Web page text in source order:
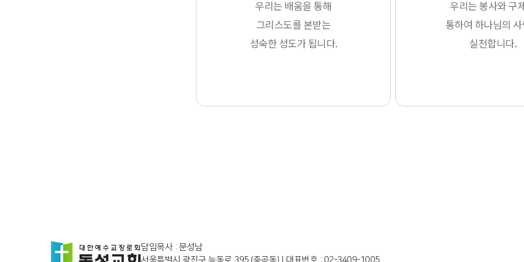
우리는 배움을 통해
그리스도를 본받는
성숙한 성도가 됩니다.
우리는 봉사와 구
통하여 하나님의
실천합니다.
담임목사 : 문성남